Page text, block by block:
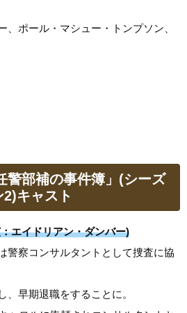
、ポール・マシュー・トンプソン、
警部補の事件簿」(シーズ
2)キャスト
エイドリアン・ダンバー)
警察コンサルタントとして捜査に協
早期退職をすることに。